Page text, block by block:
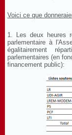
Voici ce que
1. Les deux heures
parlementaire à
égalitairement
parlementaires (en
financement public):